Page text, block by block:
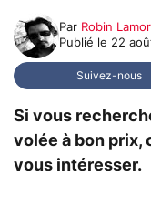
Par Robin
Publié le 22
Suivez-nous
Si vous
volée à bon prix,
vous intéresser.